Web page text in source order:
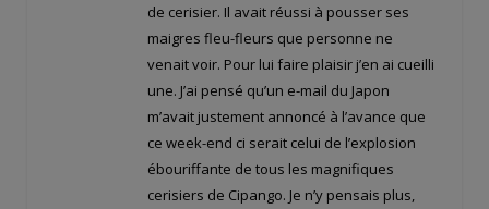
de cerisier. Il avait réussi à pousser ses
maigres fleu-fleurs que personne ne
venait voir. Pour lui faire plaisir j’en ai cueilli
une. J’ai pensé qu’un e-mail du Japon
m’avait justement annoncé à l’avance que
ce week-end ci serait celui de l’explosion
ébouriffante de tous les magnifiques
cerisiers de Cipango. Je n’y pensais plus,